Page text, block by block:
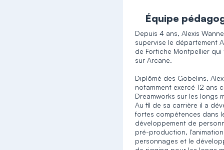
Équipe
Depuis 4 ans, Alexis
supervise le département
de Fortiche Montpellier qui
sur Arcane.
Diplômé des Gobelins,
notamment exercé 12 ans
Dreamworks sur les longs
Au fil de sa carrière il a
fortes compétences dans
développement de
pré-production,
personnages et le